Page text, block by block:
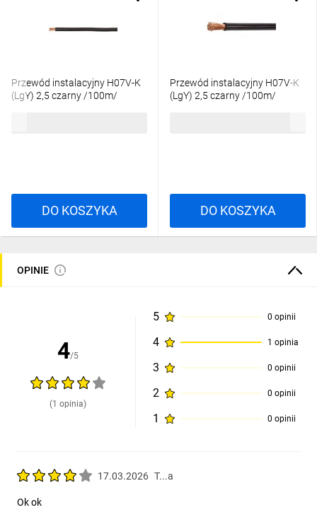
Przewód instalacyjny H07V-K
(LgY) 2,5 czarny /100m/
DO KOSZYKA
Przewód instalacyjny H07V-K
(LgY) 2,5 czarny /100m/
DO KOSZYKA
OPINIE
4/5
(1 opinia)
5 0 opinii
4 1 opinia
3 0 opinii
2 0 opinii
1 0 opinii
17.03.2026 T...a
Ok ok